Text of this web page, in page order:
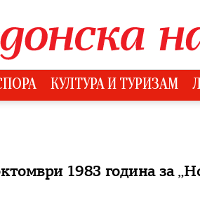
КУЛТУРА И ТУРИЗАМ
1983 година за